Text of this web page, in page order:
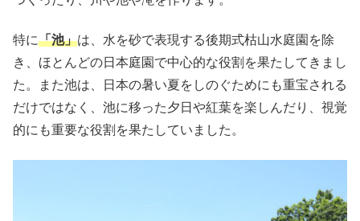
特に「池」は、水を砂で表現する後期式枯山水庭園を除
き、ほとんどの日本庭園で中心的な役割を果たしてきまし
た。また池は、日本の暑い夏をしのぐためにも重宝される
だけではなく、池に移った夕日や紅葉を楽しんだり、視覚
的にも重要な役割を果たしていました。